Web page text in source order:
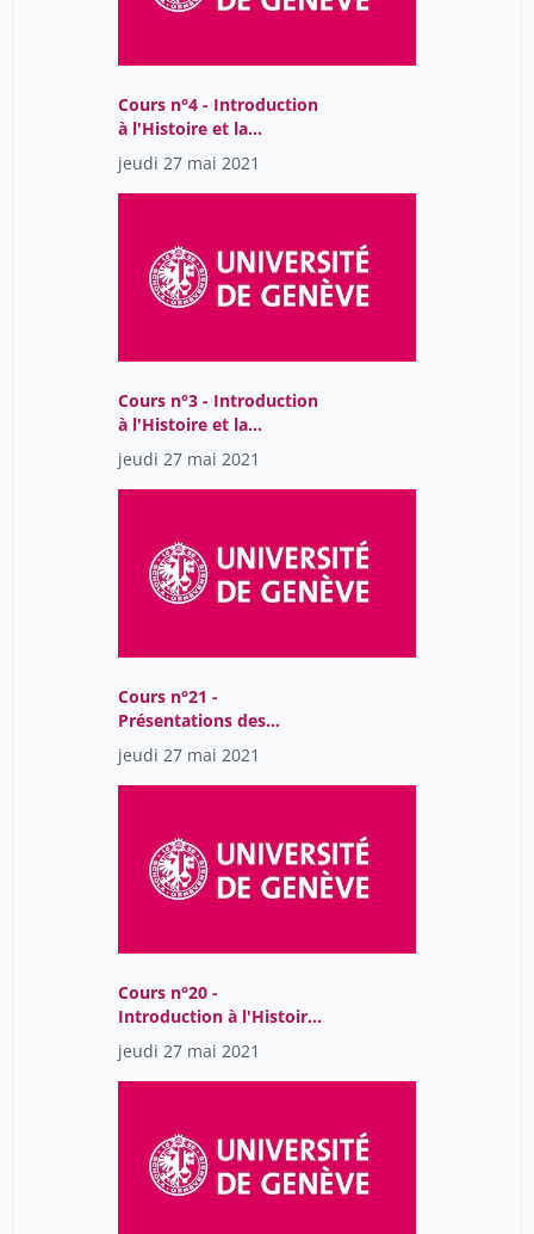
Cours n°4 - Introduction
à l'Histoire et la
philosophie des sciences
jeudi 27 mai 2021
Cours n°3 - Introduction
à l'Histoire et la
philosophie des sciences
jeudi 27 mai 2021
Cours n°21 -
Présentations des
étudiants (1)
jeudi 27 mai 2021
Cours n°20 -
Introduction à l'Histoire
et la philosophie des
sciences
jeudi 27 mai 2021